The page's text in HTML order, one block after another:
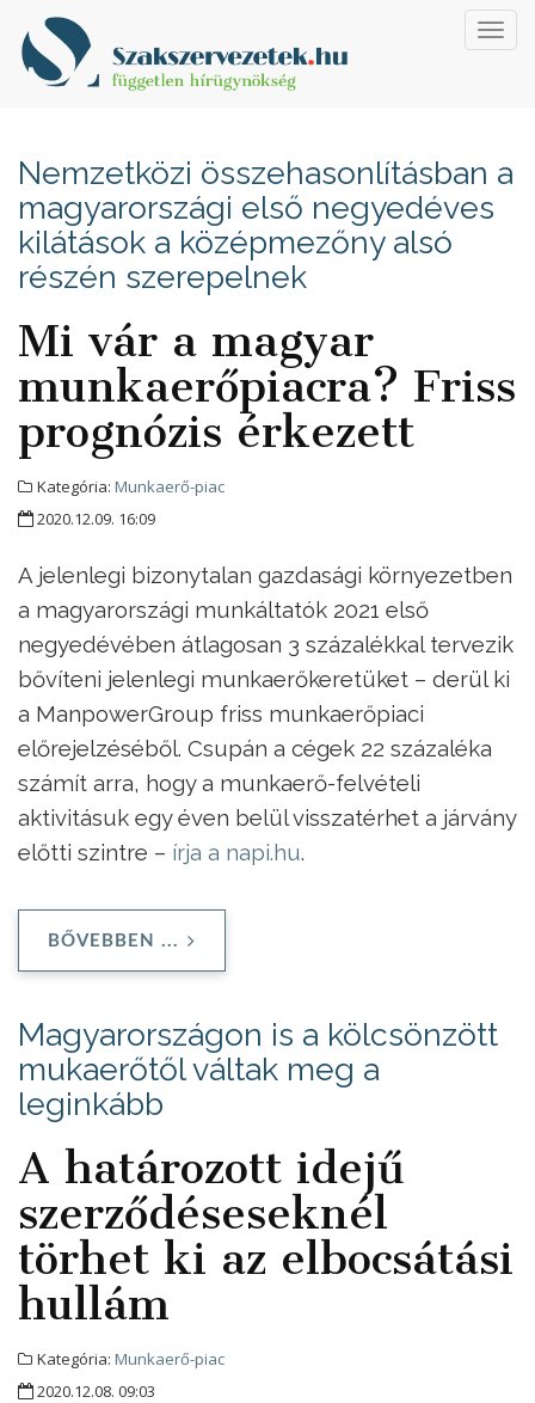
Nemzetközi összehasonlításban a
magyarországi első negyedéves
kilátások a középmezőny alsó
részén szerepelnek
Mi vár a magyar
munkaerőpiacra? Friss
prognózis érkezett
Kategória: Munkaerő-piac
2020.12.09. 16:09
A jelenlegi bizonytalan gazdasági környezetben
a magyarországi munkáltatók 2021 első
negyedévében átlagosan 3 százalékkal tervezik
bővíteni jelenlegi munkaerőkeretüket – derül ki
a ManpowerGroup friss munkaerőpiaci
előrejelzéséből. Csupán a cégek 22 százaléka
számít arra, hogy a munkaerő-felvételi
aktivitásuk egy éven belül visszatérhet a járvány
előtti szintre – írja a napi.hu.
BŐVEBBEN ...
Magyarországon is a kölcsönzött
mukaerőtől váltak meg a
leginkább
A határozott idejű
szerződéseseknél
törhet ki az elbocsátási
hullám
Kategória: Munkaerő-piac
2020.12.08. 09:03